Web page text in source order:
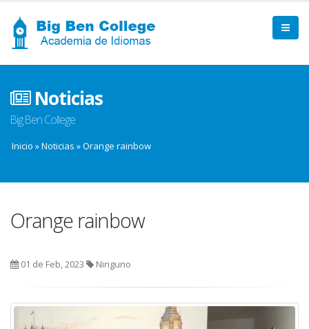
Noticias
Big Ben College
Inicio »Noticias »Orange rainbow
Orange rainbow
01 de Feb, 2023 Ninguno